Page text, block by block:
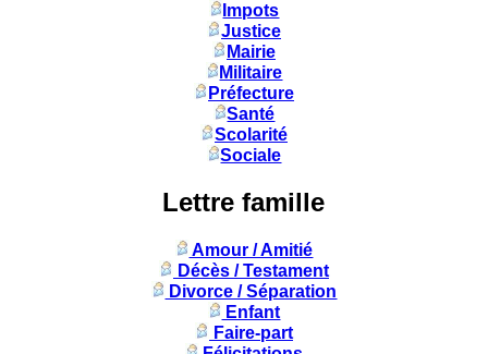
Impots
Justice
Mairie
Militaire
Préfecture
Santé
Scolarité
Sociale
Lettre famille
Amour / Amitié
Décès / Testament
Divorce / Séparation
Enfant
Faire-part